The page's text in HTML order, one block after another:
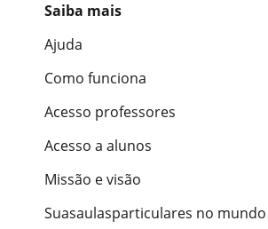
Saiba mais
Ajuda
Como funciona
Acesso professores
Acesso a alunos
Missão e visão
Suasaulasparticulares no mundo